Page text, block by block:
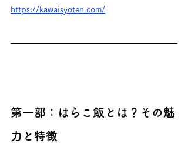
https://kawaisyoten.com/
第一部：はらこ飯とは？その魅
力と特徴